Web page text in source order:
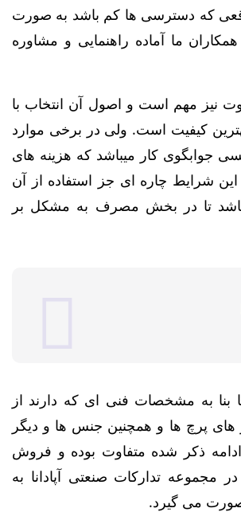
که دسترسی ها کم باشد به صورت
ما آماده راهنمایی و مشاوره
نیز مهم است و اصول آن انتخاب با
کیفیت است. ولی در برخی موارد
جوابگوی کار میباشد که هزینه های
این شرایط چاره ای جز استفاده از آن
تا در بخش مصرف به مشکل بر
به مشخصات فنی ای که دارند از
پرچ ها و همچنین جنس ها و دیگر
ذکر شده متفاوت بوده و فروش
مجموعه تدارکات صنعتی آپادانا به
می گیرد.